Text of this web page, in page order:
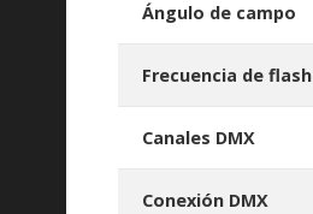
Ángulo de campo
Frecuencia de flash
Canales DMX
Conexión DMX